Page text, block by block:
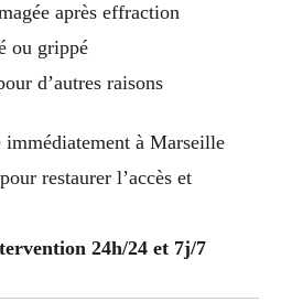
après effraction
ou grippé
d’autres raisons
immédiatement à Marseille
restaurer l’accès et
24h/24 et 7j/7